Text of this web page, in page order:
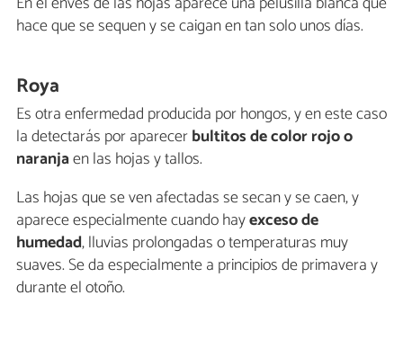
hace que se sequen y se caigan en tan solo unos días.
Roya
Es otra enfermedad producida por hongos, y en este caso
la detectarás por aparecerbultitos de color rojo o
naranjaen las hojas y tallos.
Las hojas que se ven afectadas se secan y se caen, y
aparece especialmente cuando hayexceso de
humedad, lluvias prolongadas o temperaturas muy
suaves. Se da especialmente a principios de primavera y
durante el otoño.